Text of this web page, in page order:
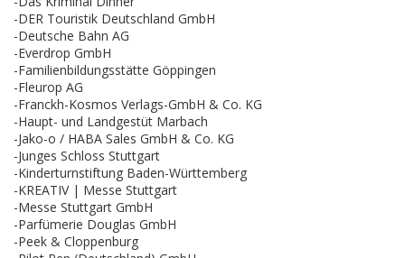
-DER Touristik Deutschland GmbH
-Deutsche Bahn AG
-Everdrop GmbH
-Familienbildungsstätte Göppingen
-Fleurop AG
-Franckh-Kosmos Verlags-GmbH & Co. KG
-Haupt- und Landgestüt Marbach
-Jako-o / HABA Sales GmbH & Co. KG
-Junges Schloss Stuttgart
-Kinderturnstiftung Baden-Württemberg
-KREATIV | Messe Stuttgart
-Messe Stuttgart GmbH
-Parfümerie Douglas GmbH
-Peek & Cloppenburg